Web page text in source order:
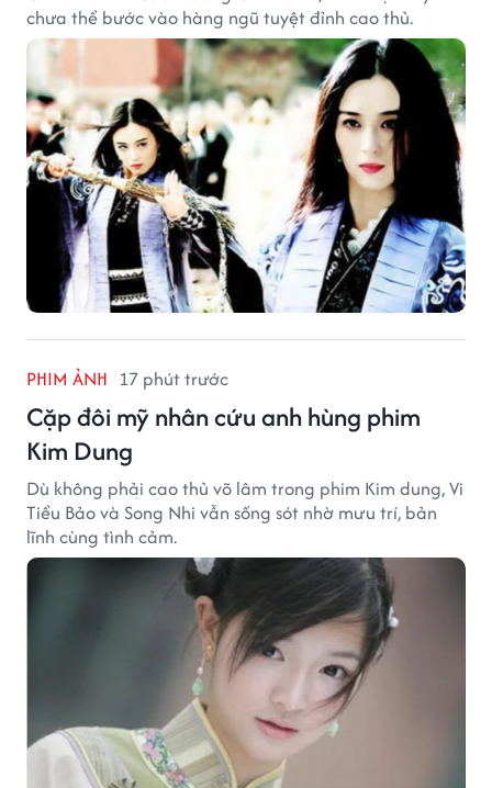
chưa thể bước vào hàng ngũ tuyệt đỉnh cao thủ.
PHIM ẢNH 17 phút trước
Cặp đôi mỹ nhân cứu anh hùng phim
Kim Dung
Dù không phải cao thủ võ lâm trong phim Kim dung, Vi
Tiểu Bảo và Song Nhi vẫn sống sót nhờ mưu trí, bản
lĩnh cùng tình cảm.